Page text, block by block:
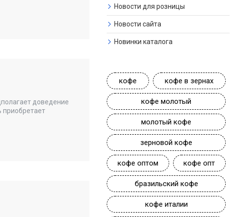
доведение
приобретает
Новости для розницы
Новости сайта
Новинки каталога
кофе кофе в зернах
кофе молотый
молотый кофе
зерновой кофе
кофе оптом кофе опт
бразильский кофе
кофе италии